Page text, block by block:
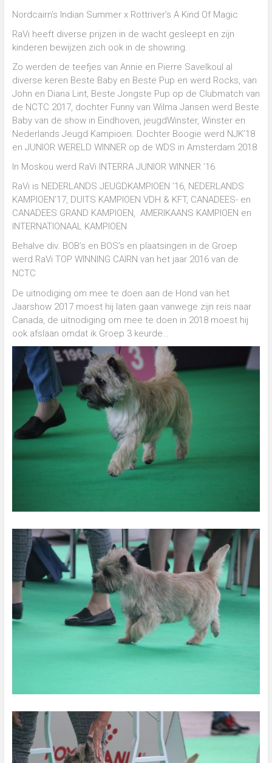
Terriers
Nieuwediep,
Drenthe
Nordcairn’s Indian Summer x Rottriver’s A Kind Of Magic
RaVi heeft diverse prijzen in de wacht gesleept en zijn
kinderen bewijzen zich ook in de showring.
Zo werden de teefjes van Annie en Pierre Savelkoul al
diverse keren Beste Baby en Beste Pup en werd Rocks, van
John en Diana Lint, Beste Jongste Pup op de Clubmatch van
de NCTC 2017, dochter Funny van Wilma Jansen werd Beste
Baby van de show in Eindhoven, jeugdWinster, Winster en
Nederlands Jeugd Kampioen. Dochter Boogie werd NJK’18
en JUNIOR WERELD WINNER op de WDS in Amsterdam 2018
In Moskou werd RaVi INTERRA JUNIOR WINNER ’16
RaVi is NEDERLANDS JEUGDKAMPIOEN ’16, NEDERLANDS
KAMPIOEN’17, DUITS KAMPIOEN VDH & KFT, CANADEES- en
CANADEES GRAND KAMPIOEN, AMERIKAANS KAMPIOEN en
INTERNATIONAAL KAMPIOEN
Behalve div. BOB’s en BOS’s en plaatsingen in de Groep
werd RaVi TOP WINNING CAIRN van het jaar 2016 van de
NCTC
De uitnodiging om mee te doen aan de Hond van het
Jaarshow 2017 moest hij laten gaan vanwege zijn reis naar
Canada, de uitnodiging om mee te doen in 2018 moest hij
ook afslaan omdat ik Groep 3 keurde…